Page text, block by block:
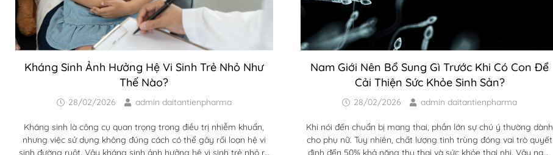
Kháng Sinh Ảnh Hưởng Hệ Vi Sinh Trẻ Nhỏ Như
Thế Nào?
28/02/2026 admin daitantienpharma
Kháng sinh là công cụ quan trọng trong điều trị nhiễm khuẩn,
nhưng việc sử dụng không đúng cách có thể gây rối loạn hệ vi
Nam Giới Nên Bổ Sung Gì Trước Khi Có Con Để
Cải Thiện Sức Khỏe Sinh Sản?
28/02/2026 admin daitantienpharma
Khi nói đến chuẩn bị mang thai, phần lớn sự chú ý thường dành
cho phụ nữ. Tuy nhiên, chất lượng tinh trùng đóng vai trò quyết